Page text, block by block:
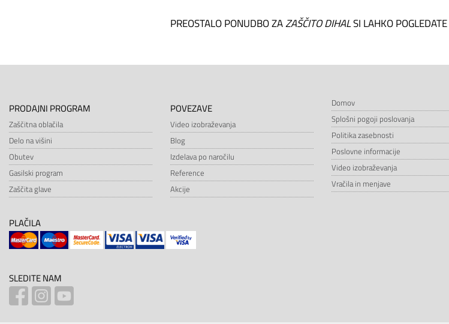
PREOSTALO PONUDBO ZAZAŠČITO DIHALSI LAHKO POGLEDATE
PRODAJNI PROGRAM
Zaščitna oblačila
Delo na višini
Obutev
Gasilski program
Zaščita glave
POVEZAVE
Video izobraževanja
Blog
Izdelava po naročilu
Reference
Akcije
Domov
Splošni pogoji poslovanja
Politika zasebnosti
Poslovne informacije
Video izobraževanja
Vračila in menjave
PLAČILA
SLEDITE NAM